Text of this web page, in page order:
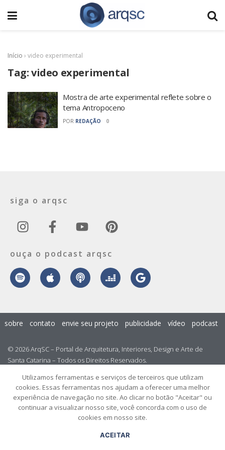
Início › video experimental
Tag:video experimental
Mostra de arte experimental reflete sobre o
tema Antropoceno
POR REDAÇÃO 0
siga o arqsc
ouça o podcast arqsc
© 2026 ArqSC – Portal de Arquitetura, Interiores, Design e Arte de
Santa Catarina – Todos os Direitos Reservados.
sobre contato envie seu projeto publicidade vídeo podcast
Utilizamos ferramentas e serviços de terceiros que utilizam
cookies. Essas ferramentas nos ajudam a oferecer uma melhor
experiência de navegação no site. Ao clicar no botão "Aceitar" ou
continuar a visualizar nosso site, você concorda com o uso de
cookies em nosso site.
ACEITAR